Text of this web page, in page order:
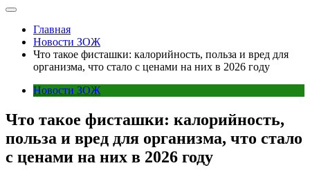
Главная
Новости ЗОЖ
Что такое фисташки: калорийность, польза и вред для
организма, что стало с ценами на них в 2026 году
Новости ЗОЖ
Что такое фисташки: калорийность,
польза и вред для организма, что стало
с ценами на них в 2026 году